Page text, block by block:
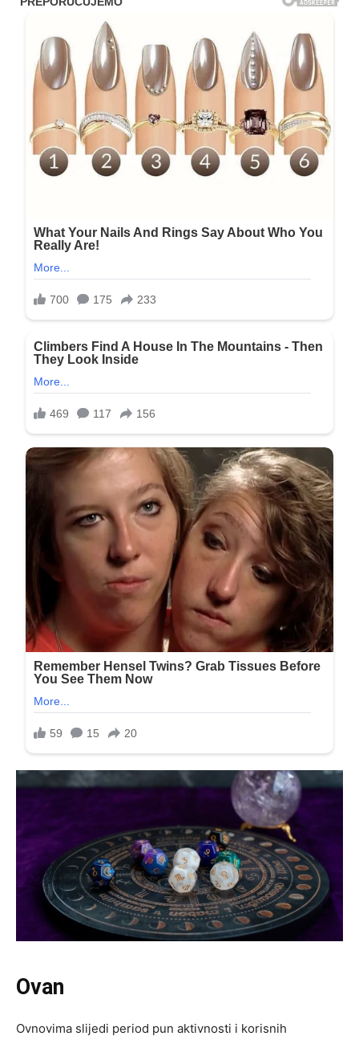
Ovan
Ovnovima slijedi period pun aktivnosti i korisnih